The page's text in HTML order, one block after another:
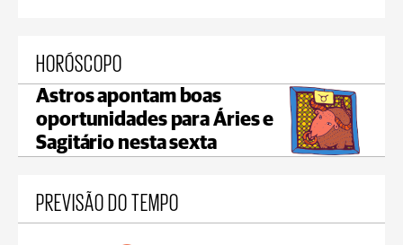
HORÓSCOPO
Astros apontam boas
oportunidades para Áries e
Sagitário nesta sexta
PREVISÃO DO TEMPO